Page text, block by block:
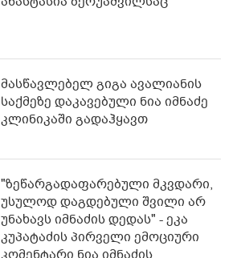
მასწავლებელ გიგა ავალიანის
საქმეზე დაკავებული ნია იმნაძე
კლინიკაში გადაჰყავთ
"ზეწარგადაფარებული მკვდარი,
უსულოდ დაგდებული შვილი არ
უნახავს იმნაძის დედას" - ეკა
კუპატაძის პირველი ემოციური